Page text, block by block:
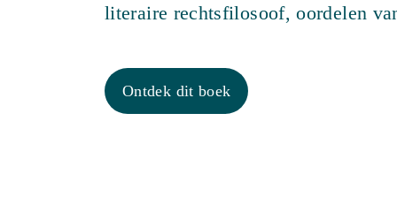
literaire rechtsfilosoof, oordelen
Ontdek dit boek